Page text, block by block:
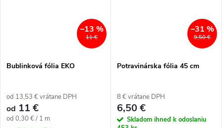
11 €
–13 %
Bublinková fólia EKO
od 13,53 € vrátane DPH
od 11 €
Jednotková
od 0,30 € / 1 m
9,50 €
–31 %
Potravinárska fólia 45 cm
8 € vrátane DPH
6,50 €
Skladom ihneď k odoslaniu